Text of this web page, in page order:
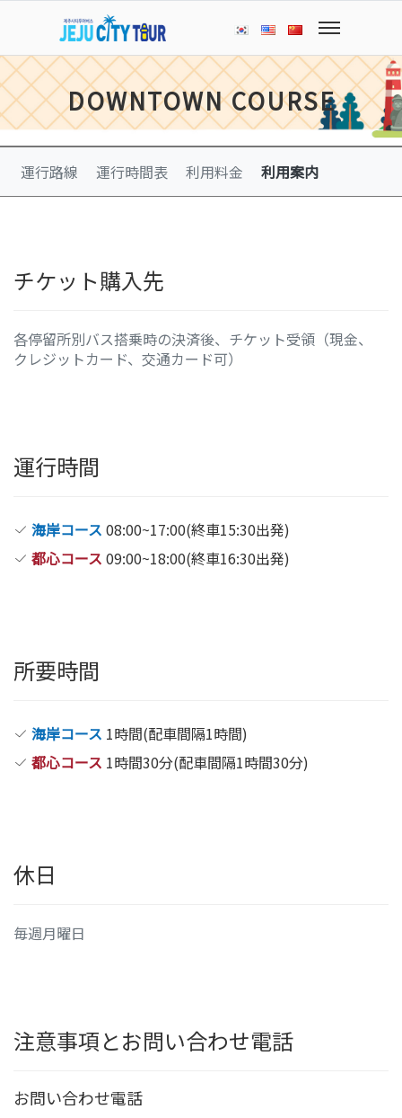
DOWNTOWN COURSE
運行路線 運行時間表 利用料金 利用案内
チケット購入先
各停留所別バス搭乗時の決済後、チケット受領（現金、
クレジットカード、交通カード可）
運行時間
海岸コース 08:00~17:00(終車15:30出発)
都心コース 09:00~18:00(終車16:30出発)
所要時間
海岸コース 1時間(配車間隔1時間)
都心コース 1時間30分(配車間隔1時間30分)
休日
毎週月曜日
注意事項とお問い合わせ電話
お問い合わせ電話